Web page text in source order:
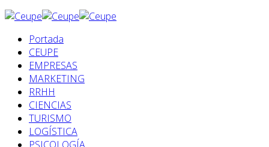
Portada
CEUPE
EMPRESAS
MARKETING
RRHH
CIENCIAS
TURISMO
LOGÍSTICA